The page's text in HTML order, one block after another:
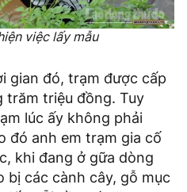
việc lấy mẫu
gian đó, trạm được cấp
trăm triệu đồng. Tuy
lúc ấy không phải
đó anh em trạm gia cố
khi đang ở gữa dòng
bị các cành cây, gỗ mục